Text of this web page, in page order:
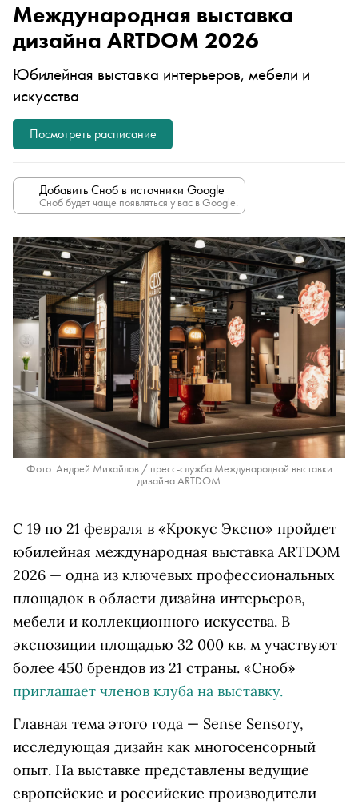
Международная выставка
дизайна ARTDOM 2026
Юбилейная выставка интерьеров, мебели и
искусства
Посмотреть расписание
Добавить Сноб в источники Google
Сноб будет чаще появляться у вас в Google.
Фото: Андрей Михайлов / пресс-служба Международной выставки
дизайна ARTDOM
С 19 по 21 февраля в «Крокус Экспо» пройдет
юбилейная международная выставка ARTDOM
2026 — одна из ключевых профессиональных
площадок в области дизайна интерьеров,
мебели и коллекционного искусства. В
экспозиции площадью 32 000 кв. м участвуют
более 450 брендов из 21 страны. «Сноб»
приглашает членов клуба на выставку.
Главная тема этого года — Sense Sensory,
исследующая дизайн как многосенсорный
опыт. На выставке представлены ведущие
европейские и российские производители